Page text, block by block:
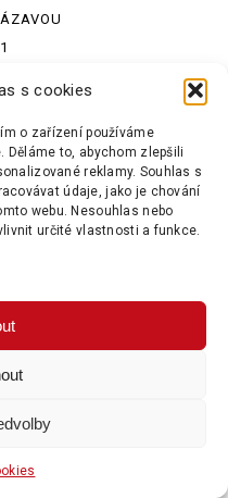
s cookies
o zařízení používáme
to, abychom zlepšili
reklamy. Souhlas s
údaje, jako je chování
webu. Nesouhlas nebo
určité vlastnosti a funkce.
RIGHTS RESERVED |
& DINODESIGN